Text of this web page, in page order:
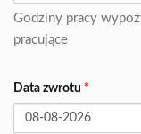
Godziny pracy
pracujące
Data zwrotu *